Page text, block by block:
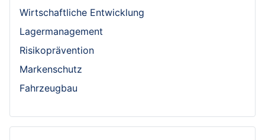
Wirtschaftliche Entwicklung
Lagermanagement
Risikoprävention
Markenschutz
Fahrzeugbau